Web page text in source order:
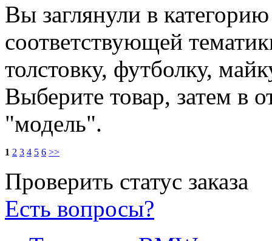
Вы заглянули в
соответствующей
толстовку, футболку,
Выберите товар, затем в
"модель".
1 2 3 4 5 6 >>
Проверить статус заказа
Есть вопросы?